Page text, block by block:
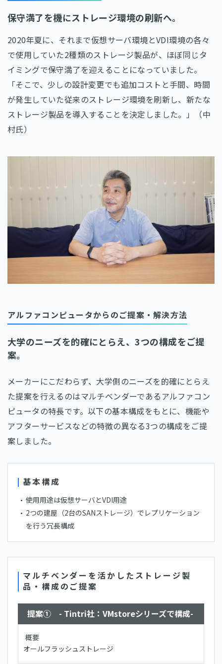
保守満了を機にストレージ環境の刷新へ。
2020年夏に、それまで仮想サーバ環境とVDI環境の各々
で使用していた2種類のストレージ製品が、ほぼ同じタ
イミングで保守満了を迎えることになっていました。
「そこで、少しの設計変更でも追加コストと手間、時間
が発生していた従来のストレージ環境を刷新し、新たな
ストレージ製品を導入することを決定しました。」（中
村氏）
アルファコンピュータからのご提案・解決方法
大学のニーズを的確にとらえ、3つの構成をご提
案。
メーカーにこだわらず、大学側のニーズを的確にとらえ
た提案を行えるのはマルチベンダーであるアルファコン
ピュータの特長です。以下の基本構成をもとに、機能や
アフターサービスなどの特徴の異なる3つの構成をご提
案しました。
基本構成
使用用途は仮想サーバとVDI用途
2つの建屋（2台のSANストレージ）でレプリケーション
を行う冗長構成
マルチベンダーを活かしたストレージ製
品・構成のご提案
提案① - Tintri社：VMstoreシリーズで構成-
概要
オールフラッシュストレージ